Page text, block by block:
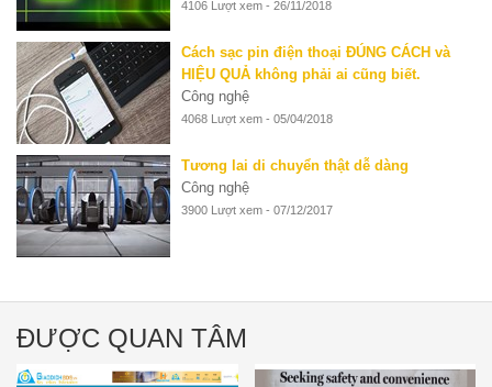
4106 Lượt xem - 26/11/2018
Cách sạc pin điện thoại ĐÚNG CÁCH và
HIỆU QUẢ không phải ai cũng biết.
Công nghệ
4068 Lượt xem - 05/04/2018
Tương lai di chuyển thật dễ dàng
Công nghệ
3900 Lượt xem - 07/12/2017
ĐƯỢC QUAN TÂM